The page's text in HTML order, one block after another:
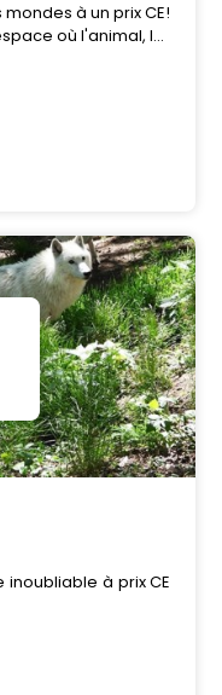
à un prix CE!
où l'animal, l...
à prix CE